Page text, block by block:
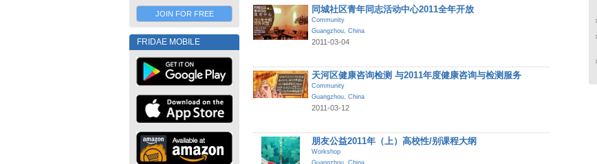
JOIN FOR FREE
FRIDAE MOBILE
同城社区青年同志活动中心2011全年开放
Community
Guangzhou, China
2011-03-04
天河区健康咨询检测 与2011年度健康咨询与检测服务
Community
Guangzhou, China
2011-03-12
朋友公益2011年（上）高校性/别课程大纲
Workshop
Guangzhou, China